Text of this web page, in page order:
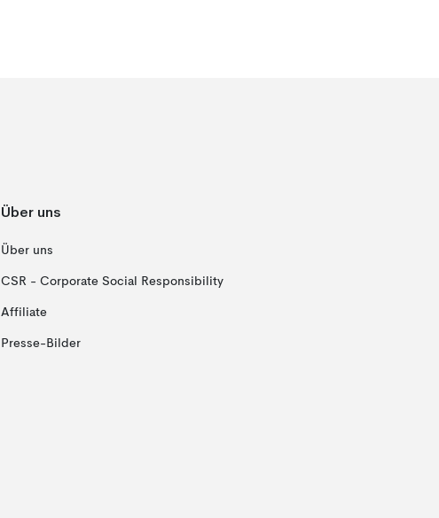
Über uns
Über uns
CSR - Corporate Social Responsibility
Affiliate
Presse-Bilder